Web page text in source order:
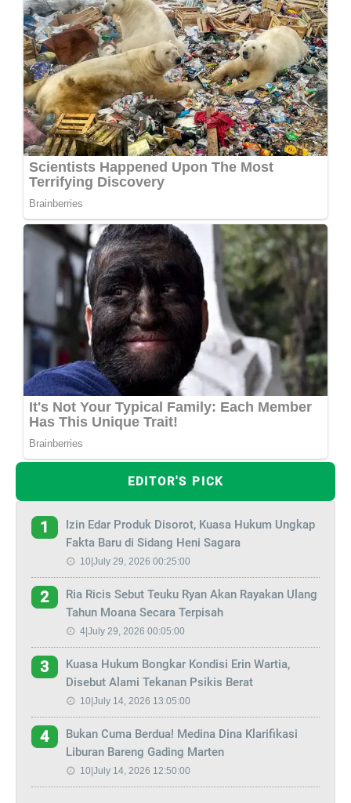
EDITOR'S PICK
1
Izin Edar Produk Disorot, Kuasa Hukum Ungkap
Fakta Baru di Sidang Heni Sagara
10|July 29, 2026 00:25:00
2
Ria Ricis Sebut Teuku Ryan Akan Rayakan Ulang
Tahun Moana Secara Terpisah
4|July 29, 2026 00:05:00
3
Kuasa Hukum Bongkar Kondisi Erin Wartia,
Disebut Alami Tekanan Psikis Berat
10|July 14, 2026 13:05:00
4
Bukan Cuma Berdua! Medina Dina Klarifikasi
Liburan Bareng Gading Marten
10|July 14, 2026 12:50:00